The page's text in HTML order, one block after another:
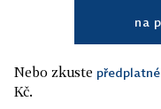
na
Nebo zkuste
Kč.